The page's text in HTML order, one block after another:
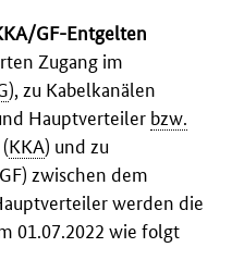
GF-Entgelten
Zugang im
), zu Kabelkanälen
Hauptverteiler bzw.
KKA) und zu
zwischen dem
werden die
01.07.2022 wie folgt